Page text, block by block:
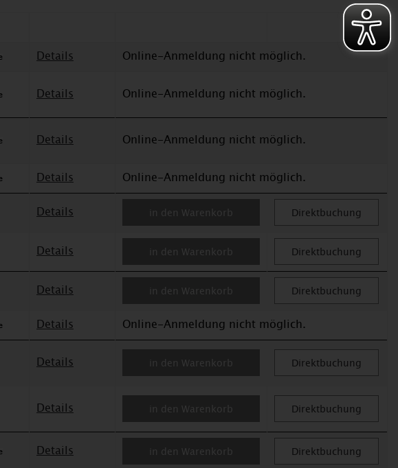
Details
Online-Anmeldung nicht möglich.
Details Online-Anmeldung nicht möglich.
Details Online-Anmeldung nicht möglich.
Details
Online-Anmeldung nicht möglich.
Details in den Warenkorb Direktbuchung
Details in den Warenkorb Direktbuchung
Details in den Warenkorb Direktbuchung
Details
Online-Anmeldung nicht möglich.
Details in den Warenkorb Direktbuchung
Details in den Warenkorb Direktbuchung
Details in den Warenkorb Direktbuchung